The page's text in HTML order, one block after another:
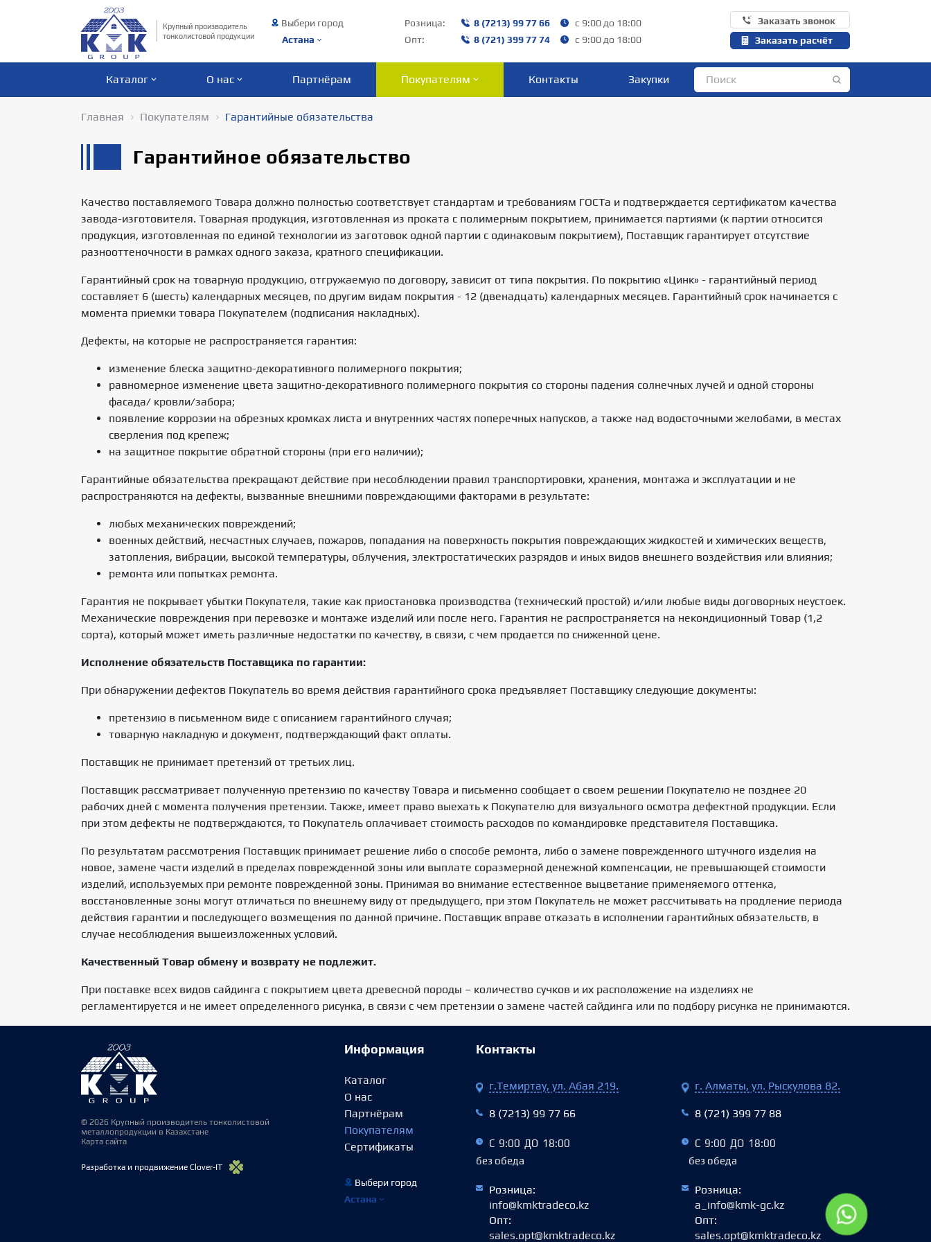
Крупный производитель
тонколистовой продукции
Выбери город
Астана
Розница: 8 (7213) 99 77 66
с 9:00 до 18:00
Опт:
8 (721) 399 77 74 с 9:00 до 18:00
Заказать звонок
Заказать расчёт
Каталог О нас Партнёрам Покупателям Контакты Закупки
Главная Покупателям Гарантийные обязательства
Гарантийное обязательство
Качество поставляемого Товара должно полностью соответствует стандартам и требованиям ГОСТа и подтверждается сертификатом качества
завода-изготовителя. Товарная продукция, изготовленная из проката с полимерным покрытием, принимается партиями (к партии относится
продукция, изготовленная по единой технологии из заготовок одной партии с одинаковым покрытием), Поставщик гарантирует отсутствие
разнооттеночности в рамках одного заказа, кратного спецификации.
Гарантийный срок на товарную продукцию, отгружаемую по договору, зависит от типа покрытия. По покрытию «Цинк» - гарантийный период
составляет 6 (шесть) календарных месяцев, по другим видам покрытия - 12 (двенадцать) календарных месяцев. Гарантийный срок начинается с
момента приемки товара Покупателем (подписания накладных).
Дефекты, на которые не распространяется гарантия:
изменение блеска защитно-декоративного полимерного покрытия;
равномерное изменение цвета защитно-декоративного полимерного покрытия со стороны падения солнечных лучей и одной стороны
фасада/ кровли/забора;
появление коррозии на обрезных кромках листа и внутренних частях поперечных напусков, а также над водосточными желобами, в местах
сверления под крепеж;
на защитное покрытие обратной стороны (при его наличии);
Гарантийные обязательства прекращают действие при несоблюдении правил транспортировки, хранения, монтажа и эксплуатации и не
распространяются на дефекты, вызванные внешними повреждающими факторами в результате:
любых механических повреждений;
военных действий, несчастных случаев, пожаров, попадания на поверхность покрытия повреждающих жидкостей и химических веществ,
затопления, вибрации, высокой температуры, облучения, электростатических разрядов и иных видов внешнего воздействия или влияния;
ремонта или попытках ремонта.
Гарантия не покрывает убытки Покупателя, такие как приостановка производства (технический простой) и/или любые виды договорных неустоек.
Механические повреждения при перевозке и монтаже изделий или после него. Гарантия не распространяется на некондиционный Товар (1,2
сорта), который может иметь различные недостатки по качеству, в связи, с чем продается по сниженной цене.
Исполнение обязательств Поставщика по гарантии:
При обнаружении дефектов Покупатель во время действия гарантийного срока предъявляет Поставщику следующие документы:
претензию в письменном виде с описанием гарантийного случая;
товарную накладную и документ, подтверждающий факт оплаты.
Поставщик не принимает претензий от третьих лиц.
Поставщик рассматривает полученную претензию по качеству Товара и письменно сообщает о своем решении Покупателю не позднее 20
рабочих дней с момента получения претензии. Также, имеет право выехать к Покупателю для визуального осмотра дефектной продукции. Если
при этом дефекты не подтверждаются, то Покупатель оплачивает стоимость расходов по командировке представителя Поставщика.
По результатам рассмотрения Поставщик принимает решение либо о способе ремонта, либо о замене поврежденного штучного изделия на
новое, замене части изделий в пределах поврежденной зоны или выплате соразмерной денежной компенсации, не превышающей стоимости
изделий, используемых при ремонте поврежденной зоны. Принимая во внимание естественное выцветание применяемого оттенка,
восстановленные зоны могут отличаться по внешнему виду от предыдущего, при этом Покупатель не может рассчитывать на продление периода
действия гарантии и последующего возмещения по данной причине. Поставщик вправе отказать в исполнении гарантийных обязательств, в
случае несоблюдения вышеизложенных условий.
Качественный Товар обмену и возврату не подлежит.
При поставке всех видов сайдинга с покрытием цвета древесной породы – количество сучков и их расположение на изделиях не
регламентируется и не имеет определенного рисунка, в связи с чем претензии о замене частей сайдинга или по подбору рисунка не принимаются.
© 2026 Крупный производитель тонколистовой
металлопродукции в Казахстане
Карта сайта
Разработка и продвижение Clover-IT
Информация
Каталог
О нас
Партнёрам
Покупателям
Сертификаты
Выбери город
Астана
Контакты
г.Темиртау, ул. Абая 219.
8 (7213) 99 77 66
С 9:00 ДО 18:00
без обеда
Розница:
info@kmktradeco.kz
Опт:
sales.opt@kmktradeco.kz
г. Алматы, ул. Рыскулова 82.
8 (721) 399 77 88
С 9:00 ДО 18:00
без обеда
Розница:
a_info@kmk-gc.kz
Опт:
sales.opt@kmktradeco.kz